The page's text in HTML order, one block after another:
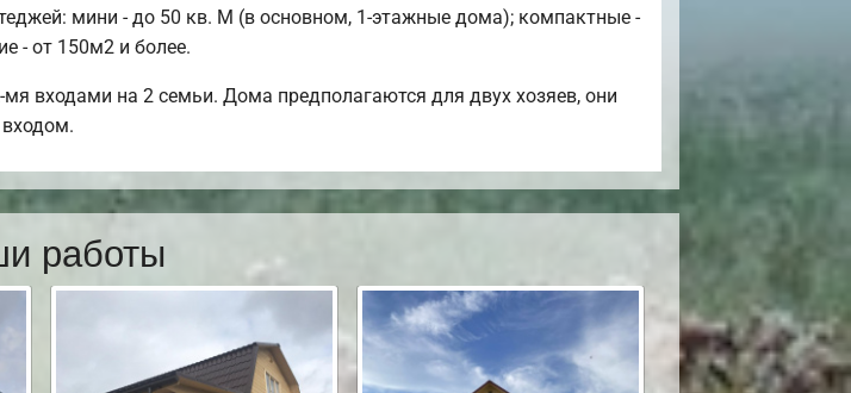
мини - до 50 кв. М (в основном, 1-этажные дома); компактные -
- от 150м2 и более.
входами на 2 семьи. Дома предполагаются для двух хозяев, они
работы